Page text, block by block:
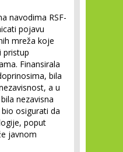
navodima RSF-
pojavu
mreža koje
pristup
Finansirala
bila
a u
nezavisna
osigurati da
poput
javnom